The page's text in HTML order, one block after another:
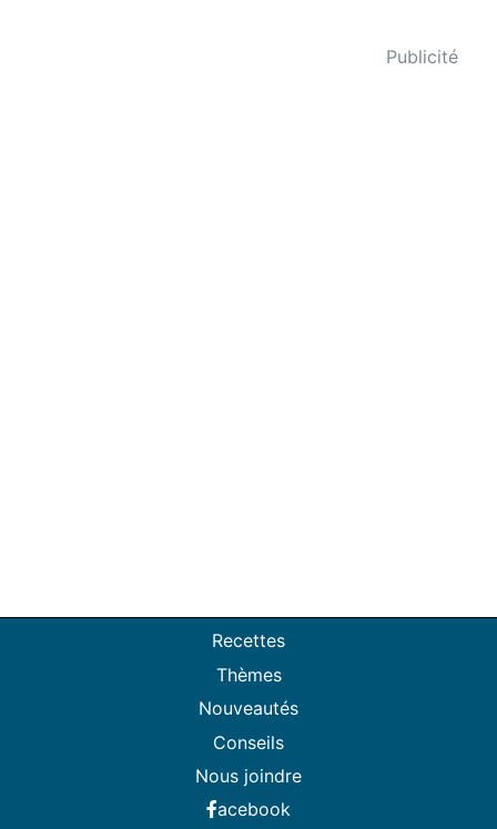
Publicité
Recettes
Thèmes
Nouveautés
Conseils
Nous joindre
acebook